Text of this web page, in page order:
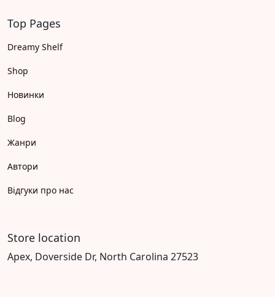
Top Pages
Dreamy Shelf
Shop
Новинки
Blog
Жанри
Автори
Відгуки про нас
Store location
Apex, Doverside Dr, North Carolina 27523